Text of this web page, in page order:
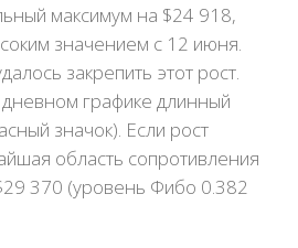
максимум на $24 918,
значением с 12 июня.
закрепить этот рост.
графике длинный
значок). Если рост
область сопротивления
370 (уровень Фибо 0.382